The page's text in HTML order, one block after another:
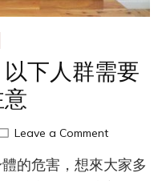
下人群需要
Leave a Commenton
醛
的危害，想來大家多